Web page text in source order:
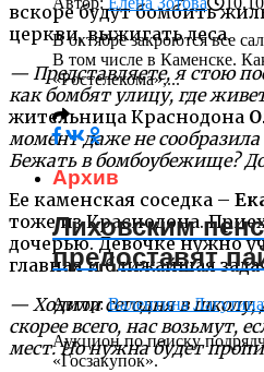
вскоре будут бомбить
церкви, выжигать леса.
— Представляете, я стою
как бомбят улицу, где
жительница Краснодона
момент даже не сообразила
Бежать в бомбоубежище?
Ее каменская соседка –
тоже из Краснодона.
дочерью. Девочке нужно
главная и ближайшая
— Ходили сегодня в школу,
скорее всего, нас возьмут,
мест. Но нужна будет
В октябре закроются все
В том числе в Каменске.
«Ростелекома»,...
Архив
Лиховским
предоставят
Автор:Валентина Лагутина
Аукцион по поиску
«Госзакупок».